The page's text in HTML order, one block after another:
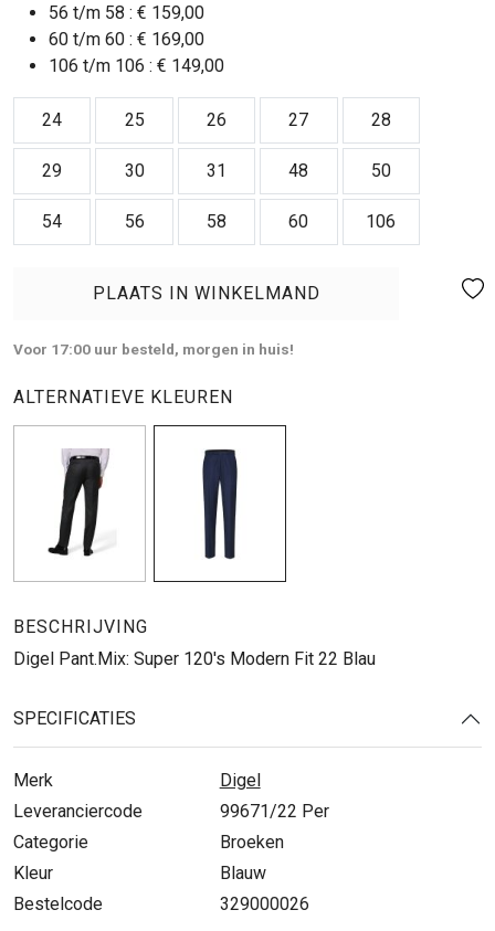
56 t/m 58 : € 159,00
60 t/m 60 : € 169,00
106 t/m 106 : € 149,00
24 25 26 27 28
29 30 31 48 50
54 56 58 60 106
PLAATS IN WINKELMAND
Voor 17:00 uur besteld, morgen in huis!
ALTERNATIEVE KLEUREN
BESCHRIJVING
Digel Pant.Mix: Super 120's Modern Fit 22 Blau
SPECIFICATIES
Merk
Digel
Leveranciercode
99671/22 Per
Categorie
Broeken
Kleur
Blauw
Bestelcode
329000026